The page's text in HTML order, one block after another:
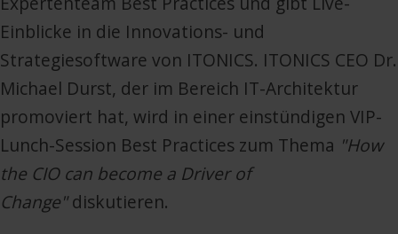
Einblicke in die Innovations- und
Strategiesoftware von ITONICS. ITONICS CEO Dr.
Michael Durst, der im Bereich IT-Architektur
promoviert hat, wird in einer einstündigen VIP-
Lunch-Session Best Practices zum Thema "How
the CIO can become a Driver of
Change"diskutieren.